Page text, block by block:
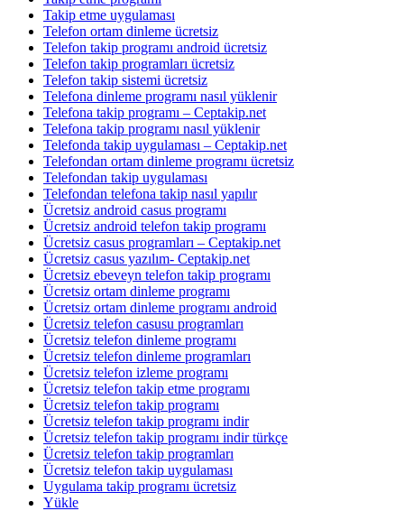
Takip etme uygulaması
Telefon ortam dinleme ücretsiz
Telefon takip programı android ücretsiz
Telefon takip programları ücretsiz
Telefon takip sistemi ücretsiz
Telefona dinleme programı nasıl yüklenir
Telefona takip programı – Ceptakip.net
Telefona takip programı nasıl yüklenir
Telefonda takip uygulaması – Ceptakip.net
Telefondan ortam dinleme programı ücretsiz
Telefondan takip uygulaması
Telefondan telefona takip nasıl yapılır
Ücretsiz android casus programı
Ücretsiz android telefon takip programı
Ücretsiz casus programları – Ceptakip.net
Ücretsiz casus yazılım- Ceptakip.net
Ücretsiz ebeveyn telefon takip programı
Ücretsiz ortam dinleme programı
Ücretsiz ortam dinleme programı android
Ücretsiz telefon casusu programları
Ücretsiz telefon dinleme programı
Ücretsiz telefon dinleme programları
Ücretsiz telefon izleme programı
Ücretsiz telefon takip etme programı
Ücretsiz telefon takip programı
Ücretsiz telefon takip programı indir
Ücretsiz telefon takip programı indir türkçe
Ücretsiz telefon takip programları
Ücretsiz telefon takip uygulaması
Uygulama takip programı ücretsiz
Yükle